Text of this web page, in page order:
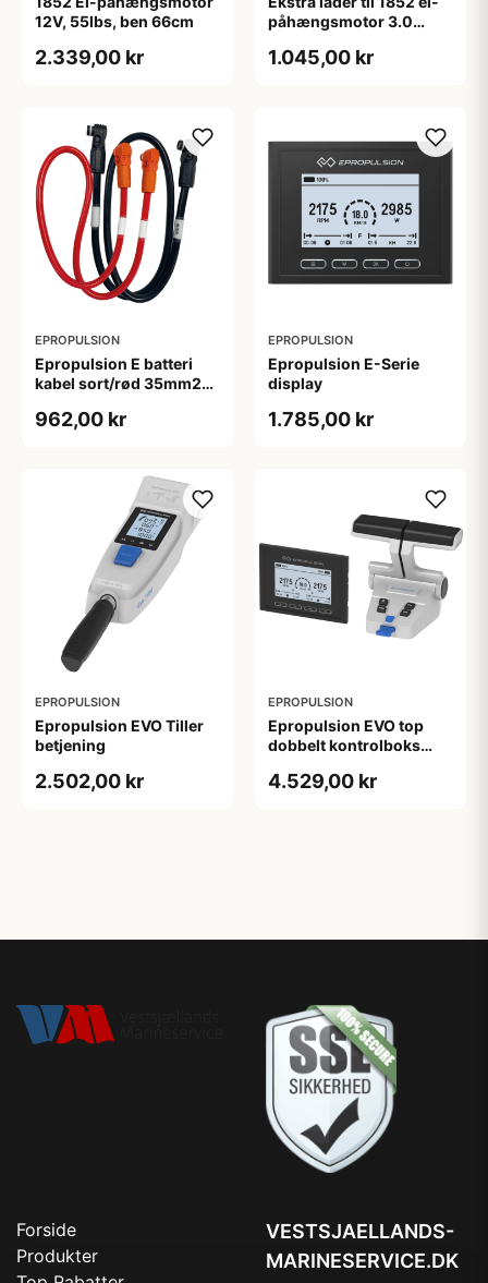
12V, 55lbs, ben 66cm
2.339,00 kr
påhængsmotor 3.0
1.045,00 kr
EPROPULSION
Epropulsion E batteri
kabel sort/rød 35mm2
962,00 kr
EPROPULSION
Epropulsion E-Serie
display
1.785,00 kr
EPROPULSION
Epropulsion EVO Tiller
betjening
2.502,00 kr
EPROPULSION
Epropulsion EVO top
dobbelt kontrolboks
4.529,00 kr
Forside
Produkter
VESTSJAELLANDS-
MARINESERVICE.DK